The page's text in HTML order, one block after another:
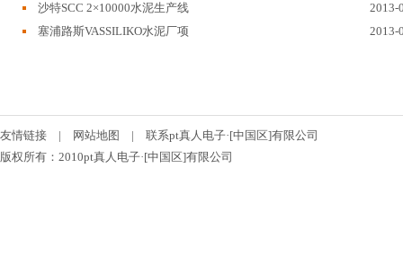
沙特SCC 2×10000水泥生产线
2013-
塞浦路斯VASSILIKO水泥厂项
2013-
友情链接 | 网站地图 | 联系pt真人电子·[中国区]有限公司
版权所有：2010pt真人电子·[中国区]有限公司